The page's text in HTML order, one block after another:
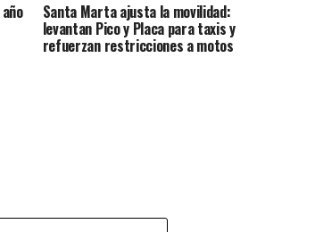
Santa Marta ajusta la movilidad:
levantan Pico y Placa para taxis y
refuerzan restricciones a motos